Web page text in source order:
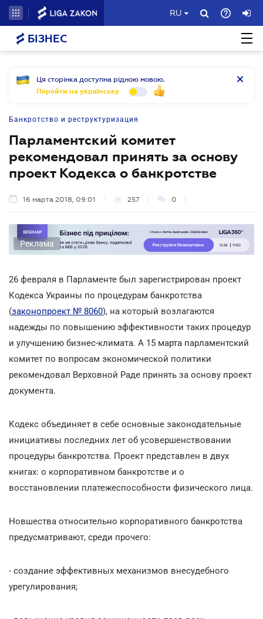
RU
БІЗНЕС
Ця сторінка доступна рідною мовою.
Перейти на українську
Банкротство и реструктуризация
Парламентский комитет
рекомендовал принять за основу
проект Кодекса о банкротстве
16 марта 2018, 09:01 257 0
Реклама
26 февраля в Парламенте был зарегистрирован проект
Кодекса Украины по процедурам банкротства
(законопроект № 8060), на который возлагаются
надежды по повышению эффективности таких процедур
и улучшению бизнес-климата. А 15 марта парламентский
комитет по вопросам экономической политики
рекомендовал Верховной Раде принять за основу проект
документа.
Кодекс объединяет в себе основные законодательные
инициативы последних лет об усовершенствовании
процедуры банкротства. Проект представлен в двух
книгах: о корпоративном банкротстве и о
восстановлении платежеспособности физического лица.
Новшества относительно корпоративного банкротства
предусматривают, среди прочего:
- создание эффективных механизмов внесудебного
урегулирования;